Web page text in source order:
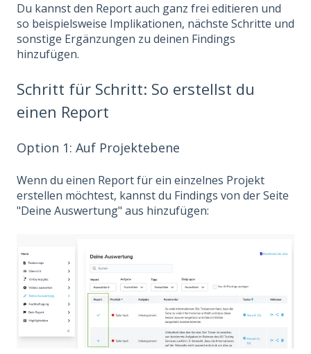
Du kannst den Report auch ganz frei editieren und
so beispielsweise Implikationen, nächste Schritte und
sonstige Ergänzungen zu deinen Findings
hinzufügen.
Schritt für Schritt: So erstellst du
einen Report
Option 1: Auf Projektebene
Wenn du einen Report für ein einzelnes Projekt
erstellen möchtest, kannst du Findings von der Seite
"Deine Auswertung" aus hinzufügen: